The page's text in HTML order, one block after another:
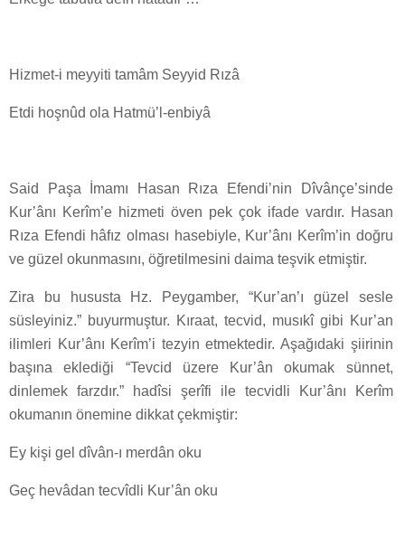
Hizmet-i meyyiti tamâm Seyyid Rızâ
Etdi hoşnûd ola Hatmü’l-enbiyâ
Said Paşa İmamı Hasan Rıza Efendi’nin Dîvânçe’sinde
Kur’ân­ı Kerîm’e hizmeti öven pek çok ifade vardır. Hasan
Rıza Efendi hâfız olması hasebiyle, Kur’ân­ı Kerîm’in doğru
ve güzel okunmasını, öğretilmesini daima teşvik etmiştir.
Zira bu hususta Hz. Peygamber, “Kur’an’ı güzel sesle
süsleyiniz.” buyurmuştur. Kıraat, tecvid, musıkî gibi Kur’an
ilimleri Kur’ân­ı Kerîm’i tezyin etmektedir. Aşağıdaki şiirinin
başına eklediği “Tevcid üzere Kur’ân okumak sünnet,
dinlemek farzdır.” hadîs­i şerîfi ile tecvidli Kur’ân­ı Kerîm
okumanın önemine dikkat çekmiştir:
Ey kişi gel dîvân-ı merdân oku
Geç hevâdan tecvîdli Kur’ân oku